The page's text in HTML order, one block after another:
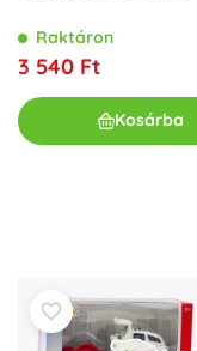
Raktáron
3 540 Ft
Kosárba